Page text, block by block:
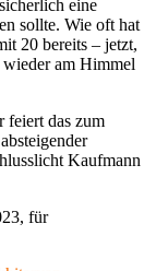
eine
sollte. Wie oft hat
20 bereits – jetzt,
wieder am Himmel
feiert das zum
Kaufmann
für